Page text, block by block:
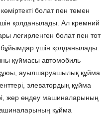
болат пен төмен
қолданылады. Ал кремний
легирленген болат пен тот
үшін қолданылады.
құймасы автомобиль
ауылшаруашылық құйма
элеватордың құйма
жер өңдеу машиналарының
құйма